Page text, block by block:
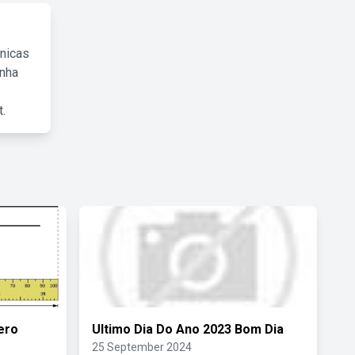
Ultimo Dia Do Ano 2023 Bom Dia
25 September 2024